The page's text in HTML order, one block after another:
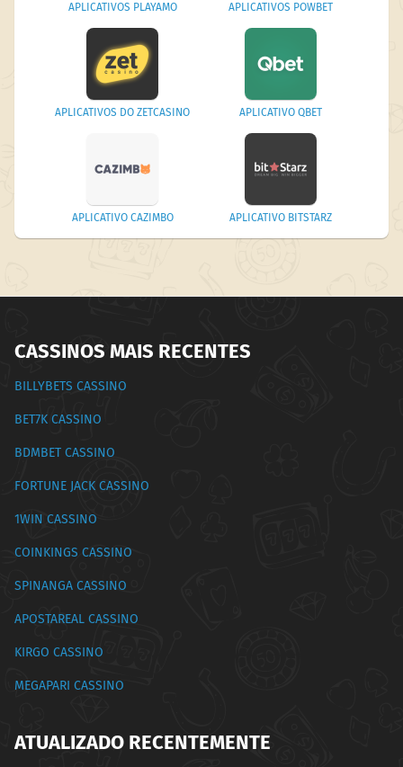
APLICATIVOS PLAYAMO APLICATIVOS POWBET
APLICATIVOS DO ZETCASINO APLICATIVO QBET
APLICATIVO CAZIMBO APLICATIVO BITSTARZ
CASSINOS MAIS RECENTES
BILLYBETS CASSINO
BET7K CASSINO
BDMBET CASSINO
FORTUNE JACK CASSINO
1WIN CASSINO
COINKINGS CASSINO
SPINANGA CASSINO
APOSTAREAL CASSINO
KIRGO CASSINO
MEGAPARI CASSINO
ATUALIZADO RECENTEMENTE